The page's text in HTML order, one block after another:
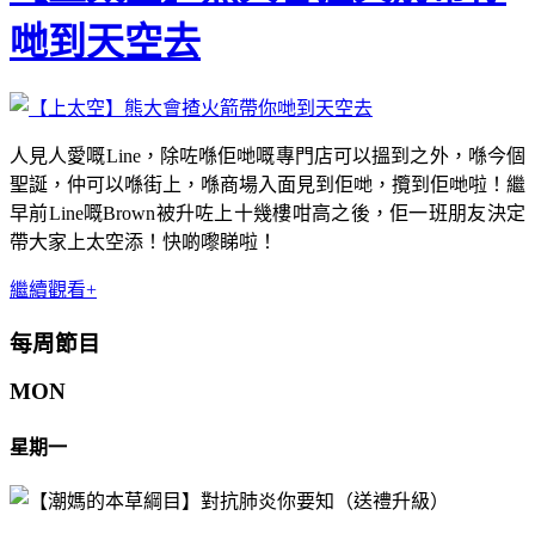
哋到天空去
人見人愛嘅Line，除咗喺佢哋嘅專門店可以搵到之外，喺今個
聖誕，仲可以喺街上，喺商場入面見到佢哋，攬到佢哋啦！繼
早前Line嘅Brown被升咗上十幾樓咁高之後，佢一班朋友決定
帶大家上太空添！快啲嚟睇啦！
繼續觀看+
每周節目
MON
星期一